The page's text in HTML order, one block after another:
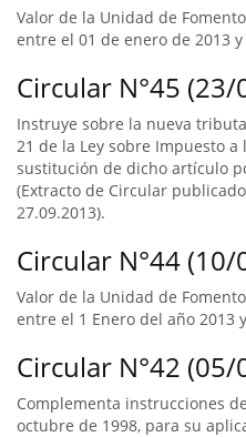
Valor de la Unidad de
entre el 01 de enero de 2013
Circular N°45
Instruye sobre la nueva
21 de la Ley sobre Impuesto a
sustitución de dicho artículo
(Extracto de Circular
27.09.2013).
Circular N°44
Valor de la Unidad de
entre el 1 Enero del año 2013
Circular N°42
Complementa instrucciones
octubre de 1998, para su